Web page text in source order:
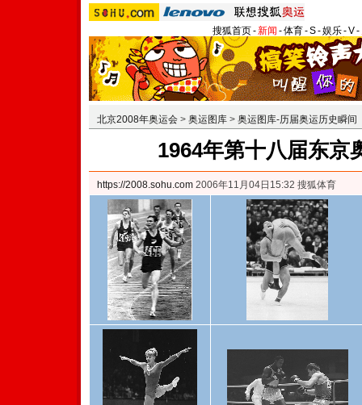
搜狐首页-新闻 -体育-S-娱乐-V-
北京2008年奥运会 > 奥运图库 > 奥运图库-历届奥运历史瞬间
1964年第十八届东京
https://2008.sohu.com 2006年11月04日15:32 搜狐体育